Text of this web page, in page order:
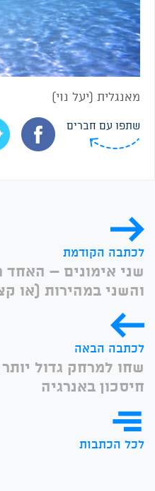
מאנגלית (יעל נוי)
שתפו עם חברים
לכתבה הקודמת
שני אימונים – האחד
והשני במהירות (או
לכתבה הבאה
שחו למרחק גדול
חיסכון באנרגיה
לכל הכתבות